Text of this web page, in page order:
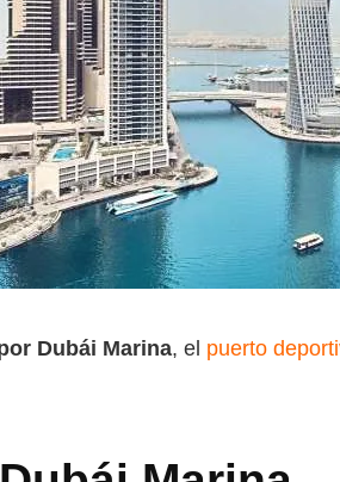
Dubái Marina, el puerto